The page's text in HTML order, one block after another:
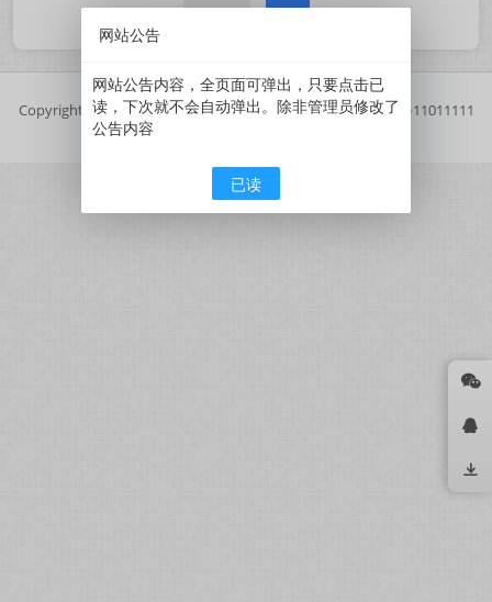
1 / 1 1
Copyright 2025鲜果博客.基于Z-BlogPHP搭建.// 京ICP备11011111
号
网站公告
网站公告内容，全页面可弹出，只要点击已
读，下次就不会自动弹出。除非管理员修改了
公告内容
已读